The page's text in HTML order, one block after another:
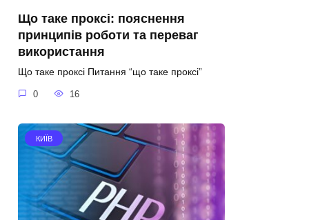
Що таке проксі: пояснення
принципів роботи та переваг
використання
Що таке проксі Питання “що таке проксі”
0 16
КИЇВ